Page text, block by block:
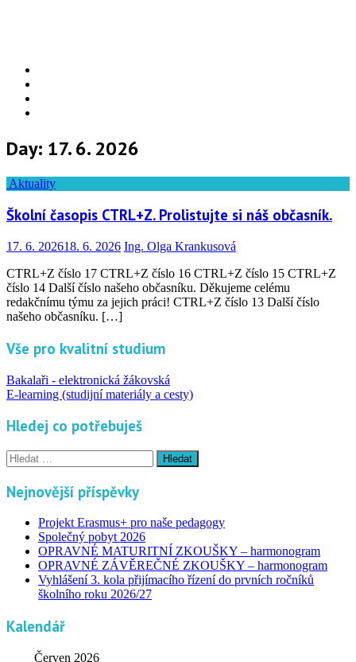
Day: 17. 6. 2026
Aktuality
Školní časopis CTRL+Z. Prolistujte si náš občasník.
17. 6. 202618. 6. 2026 Ing. Olga Krankusová
CTRL+Z číslo 17 CTRL+Z číslo 16 CTRL+Z číslo 15 CTRL+Z
číslo 14 Další číslo našeho občasníku. Děkujeme celému
redakčnímu týmu za jejich práci! CTRL+Z číslo 13 Další číslo
našeho občasníku. […]
Vše pro kvalitní studium
Bakalaři - elektronická žákovská
E-learning (studijní materiály a cesty)
Hledej co potřebuješ
Vyhledávání
Nejnovější příspěvky
Projekt Erasmus+ pro naše pedagogy
Společný pobyt 2026
OPRAVNÉ MATURITNÍ ZKOUŠKY – harmonogram
OPRAVNÉ ZÁVĚREČNÉ ZKOUŠKY – harmonogram
Vyhlášení 3. kola přijímacího řízení do prvních ročníků
školního roku 2026/27
Kalendář
Červen 2026